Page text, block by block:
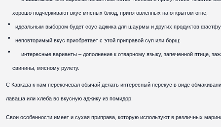
хорошо подчеркивают вкус мясных блюд, приготовленных на открытом огне;
идеальным выбором будет соус аджика для шаурмы и других продуктов
неповторимый вкус приобретает с этой приправой суп или борщ;
интересные варианты – дополнение к отварному языку, запеченной птице,
свинины, мясному рулету.
С Кавказа к нам перекочевал обычай делать интересный перекус в виде
лаваша или хлеба во вкусную аджику из помидор.
Свои особенности имеет и сухая приправа, которую используют в различных